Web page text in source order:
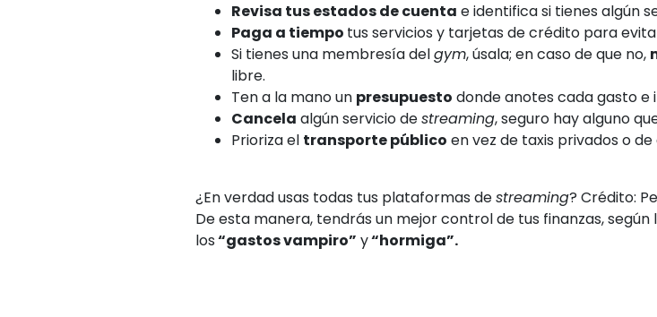
Revisa tus estados de cuenta e identifica si tienes algún
Paga a tiempo tus servicios y tarjetas de crédito para
Si tienes una membresía delgym, úsala; en caso de que no,
libre.
Ten a la mano un presupuesto donde anotes cada gasto e
Cancela algún servicio destreaming, seguro hay alguno
Prioriza el transporte público en vez de taxis privados o
¿En verdad usas todas tus plataformas destreaming? Crédito:
De esta manera, tendrás un mejor control de tus finanzas, según
los“gastos vampiro” y“hormiga”.